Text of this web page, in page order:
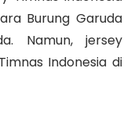
Burung Garuda
Namun, jersey
Indonesia di